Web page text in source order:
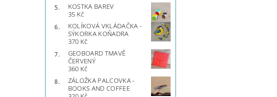
KOSTKA BAREV
35 Kč
KOLÍKOVÁ VKLÁDAČKA -
SÝKORKA KOŇADRA
370 Kč
GEOBOARD TMAVĚ
ČERVENÝ
360 Kč
ZÁLOŽKA PALCOVKA -
BOOKS AND COFFEE